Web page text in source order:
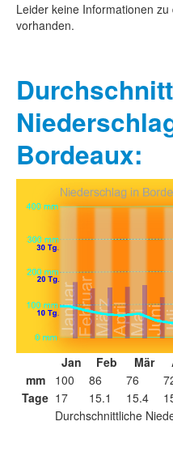
Leider keine Informationen
vorhanden.
Bordeaux:
Jan Feb Mär
Durchschnittliche
mm 100 86 76
Tage 17 15.1 15.4